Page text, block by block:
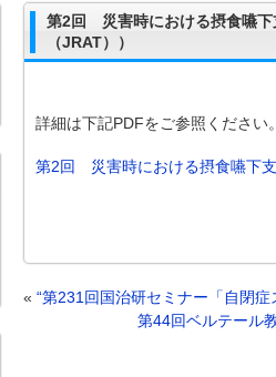
第2回 災害時における摂食嚥下
（JRAT））
詳細は下記PDFをご参照ください
第2回 災害時における摂食嚥下
« “第231回国治研セミナー「自閉
第44回ベルテール